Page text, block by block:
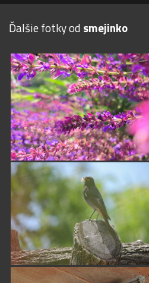
Ďalšie fotky od smejinko